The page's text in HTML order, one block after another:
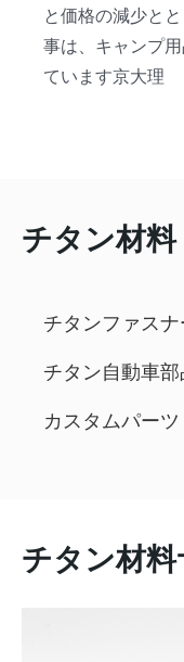
と価格の減少と
事は、キャンプ
ています京大理
チタン材料
チタンファスナ
チタン自動車部
カスタムパーツ
チタン材